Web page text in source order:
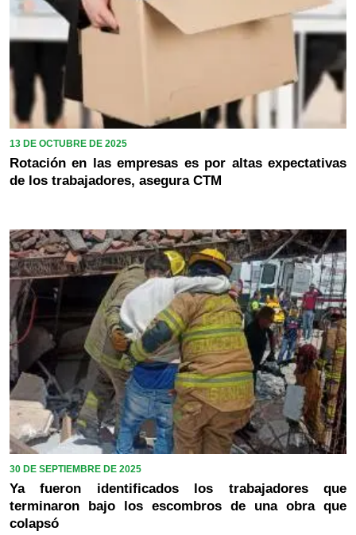
13 DE OCTUBRE DE 2025
Rotación en las empresas es por altas expectativas
de los trabajadores, asegura CTM
30 DE SEPTIEMBRE DE 2025
Ya fueron identificados los trabajadores que
terminaron bajo los escombros de una obra que
colapsó